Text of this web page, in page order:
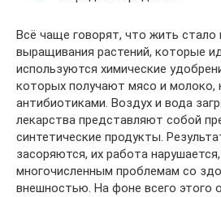
Всё чаще говорят, что жить стало
выращивания растений, которые
используются химические
которых получают мясо и молоко,
антибиотиками. Воздух и вода
лекарства представляют собой
синтетические продукты.
засоряются, их работа
многочисленным проблемам со
внешностью. На фоне всего этого